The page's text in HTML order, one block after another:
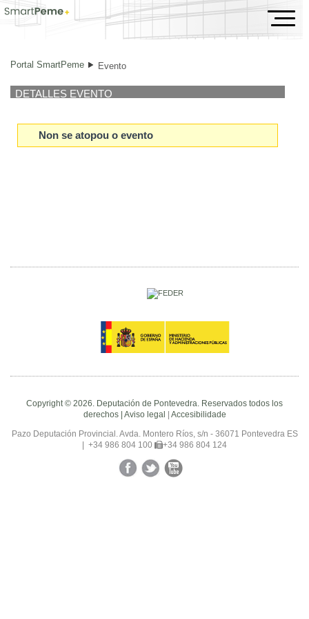
Evento
Portal SmartPeme Evento
DETALLES EVENTO
Non se atopou o evento
Copyright © 2026. Deputación de Pontevedra. Reservados todos los
derechos | Aviso legal | Accesibilidade
Pazo Deputación Provincial. Avda. Montero Ríos, s/n - 36071 Pontevedra ES
| +34 986 804 100
+34 986 804 124
FacebookTwitterYouTube